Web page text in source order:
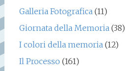
Galleria Fotografica(11)
Giornata della Memoria(38)
I colori della memoria(12)
Il Processo (161)